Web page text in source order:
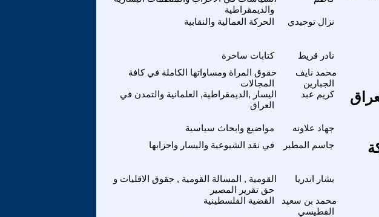
والديمقراطية
الحركة العمالية والنقابية نزال توحيدي
كتابات ساخرة نادر قريط
حقوق المراة ومساواتها الكاملة في كافة
المجالات
محمد نايف
الجبارين
اليسار ,الديمقراطية, العلمانية والتمدن في
العراق
كريم عبد
مواضيع وابحاث سياسية جهاد علاونه
في نقد الشيوعية واليسار واحزابها
جاسم المطير
القومية , المسالة القومية , حقوق الاقليات و
حق تقرير المصير
بشار اندريا
القضية الفلسطينية
محمد بن سعيد
الفطيسي